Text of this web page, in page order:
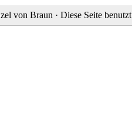
von Braun · Diese Seite benutzt